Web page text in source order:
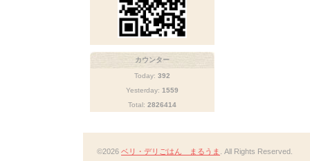
カウンター
Today: 392
Yesterday: 1559
Total: 2826414
©2026 ベリ・デリごはん まるうま . All Rights Reserved.